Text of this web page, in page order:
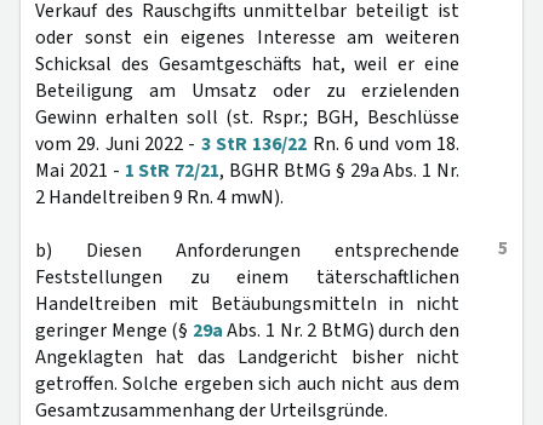
Verkauf des Rauschgifts unmittelbar beteiligt ist
oder sonst ein eigenes Interesse am weiteren
Schicksal des Gesamtgeschäfts hat, weil er eine
Beteiligung am Umsatz oder zu erzielenden
Gewinn erhalten soll (st. Rspr.; BGH, Beschlüsse
vom 29. Juni 2022 - 3 StR 136/22 Rn. 6 und vom 18.
Mai 2021 - 1 StR 72/21, BGHR BtMG § 29a Abs. 1 Nr.
2 Handeltreiben 9 Rn. 4 mwN).
5
b) Diesen Anforderungen entsprechende
Feststellungen zu einem täterschaftlichen
Handeltreiben mit Betäubungsmitteln in nicht
geringer Menge (§ 29aAbs. 1 Nr. 2 BtMG) durch den
Angeklagten hat das Landgericht bisher nicht
getroffen. Solche ergeben sich auch nicht aus dem
Gesamtzusammenhang der Urteilsgründe.